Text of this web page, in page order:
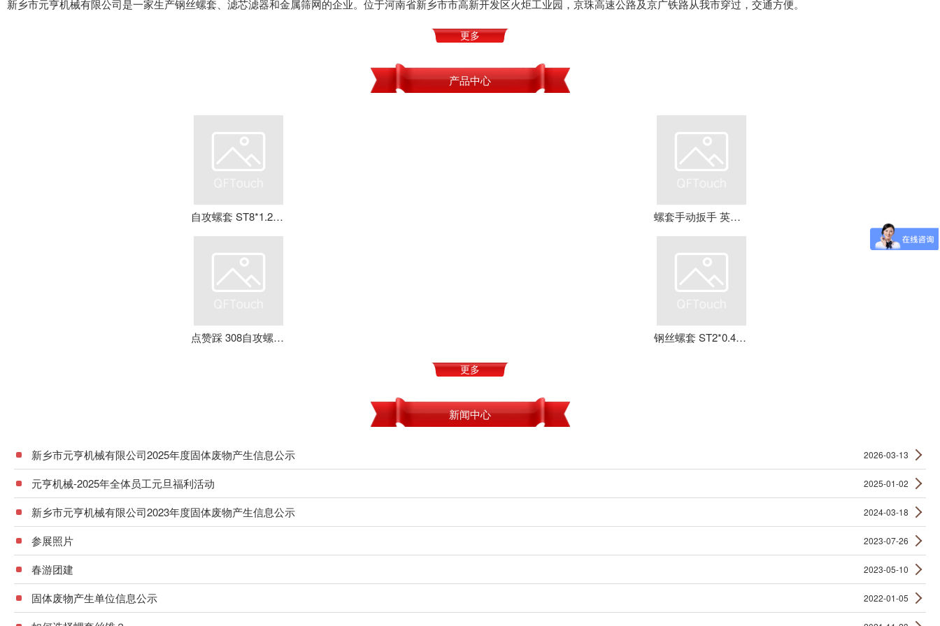
新乡市元亨机械有限公司是一家生产钢丝螺套、滤芯滤器和金属筛网的企业。位于河南省新乡市市高新开发区火炬工业园，京珠高速公路及京广铁路从我市穿过，交通方便。
更多
产品中心
自攻螺套 ST8*1.25*16 钢丝螺套 牙套 护套 元亨机械 螺套手动扳手 英制牙套扳手，钢丝螺套扳手 螺套工具
点赞踩 308自攻螺套 元亨机械 铝合金 不锈钢 可定制 加强螺纹 钢丝螺套 ST2*0.4*4 丝套 钢丝牙套 护套 元亨机械
更多
新闻中心
新乡市元亨机械有限公司2025年度固体废物产生信息公示 2026-03-13
元亨机械-2025年全体员工元旦福利活动 2025-01-02
新乡市元亨机械有限公司2023年度固体废物产生信息公示 2024-03-18
参展照片 2023-07-26
春游团建 2023-05-10
固体废物产生单位信息公示 2022-01-05